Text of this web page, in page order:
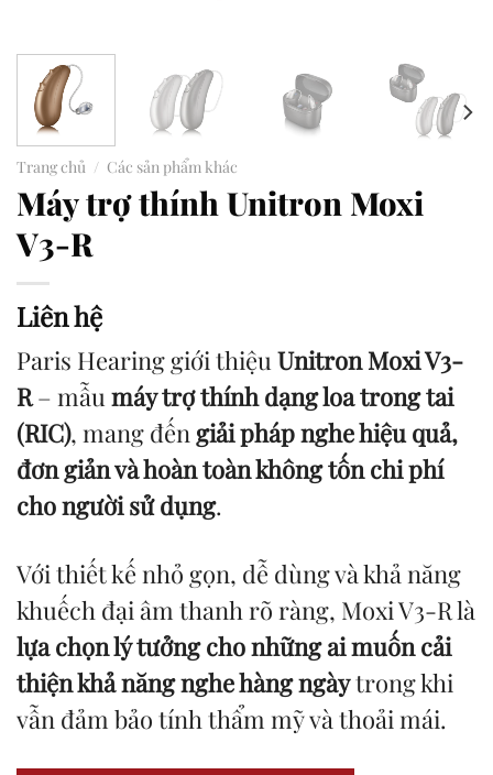
Trang chủ / Các sản phẩm khác
Máy trợ thính Unitron Moxi
V3-R
Liên hệ
Paris Hearing giới thiệuUnitron Moxi V3-
R– mẫumáy trợ thính dạng loa trong tai
(RIC), mang đến giải pháp nghe hiệu quả,
đơn giản và hoàn toàn không tốn chi phí
cho người sử dụng.
Với thiết kế nhỏ gọn, dễ dùng và khả năng
khuếch đại âm thanh rõ ràng, Moxi V3-R là
lựa chọn lý tưởng cho những ai muốn cải
thiện khả năng nghe hàng ngàytrong khi
vẫn đảm bảo tính thẩm mỹ và thoải mái.